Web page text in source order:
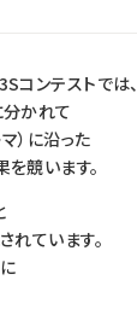
コンテストでは、
かれて
）に沿った
競います。
れています。